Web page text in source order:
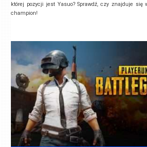
której pozycji jest Yasuo? Sprawdź, czy znajduje się
champion!